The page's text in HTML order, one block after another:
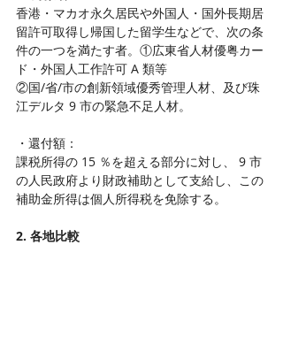
香港・マカオ永久居民や外国人・国外長期居
留許可取得し帰国した留学生などで、次の条
件の一つを満たす者。①広東省人材優粤カー
ド・外国人工作許可 A 類等
②国/省/市の創新領域優秀管理人材、及び珠
江デルタ 9 市の緊急不足人材。
・還付額：
課税所得の 15 ％を超える部分に対し、 9 市
の人民政府より財政補助として支給し、この
補助金所得は個人所得税を免除する。
2. 各地比較